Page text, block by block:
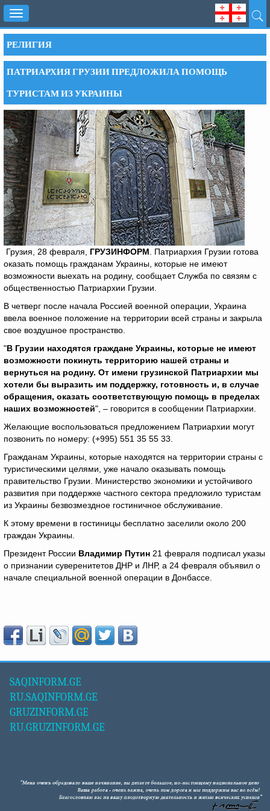
Toggle
navigation
РЕЛИГИЯ
ПАТРИАРХИЯ ГРУЗИИ ПРЕДЛОЖИЛА ПОМОЩЬ
ТУРИСТАМ ИЗ УКРАИНЫ
Грузия, 28 февраля, ГРУЗИНФОРМ . Патриархия Грузии готова
оказать помощь гражданам Украины, которые не имеют
возможности выехать на родину, сообщает Служба по связям с
общественностью Патриархии Грузии.
В четверг после начала Россией военной операции, Украина
ввела военное положение на территории всей страны и закрыла
свое воздушное пространство.
"В Грузии находятся граждане Украины, которые не имеют
возможности покинуть территорию нашей страны и
вернуться на родину. От имени грузинской Патриархии мы
хотели бы выразить им поддержку, готовность и, в случае
обращения, оказать соответствующую помощь в пределах
наших возможностей", – говорится в сообщении Патриархии.
Желающие воспользоваться предложением Патриархии могут
позвонить по номеру: (+995) 551 35 55 33.
Гражданам Украины, которые находятся на территории страны с
туристическими целями, уже начало оказывать помощь
правительство Грузии. Министерство экономики и устойчивого
развития при поддержке частного сектора предложило туристам
из Украины безвозмездное гостиничное обслуживание.
К этому времени в гостиницы бесплатно заселили около 200
граждан Украины.
Президент России Владимир Путин 21 февраля подписал указы
о признании суверенитетов ДНР и ЛНР, а 24 февраля объявил о
начале специальной военной операции в Донбассе.
SAQINFORM.GE
RU.SAQINFORM.GE
GRUZINFORM.GE
RU.GRUZINFORM.GE